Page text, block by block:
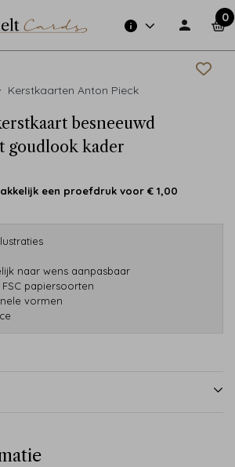
0
Kerstkaarten Anton Pieck
besneeuwd
goudlook kader
een proefdruk voor € 1,00
naar wens aanpasbaar
papiersoorten
vormen